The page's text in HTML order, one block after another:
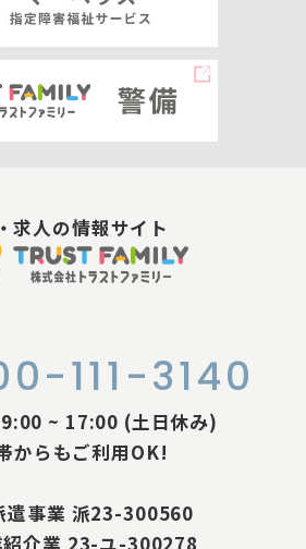
求人の情報サイト
111-3140
~ 17:00 (土日休み)
からもご利用OK!
遣事業 派23-300560
紹介業 23-ユ-300278